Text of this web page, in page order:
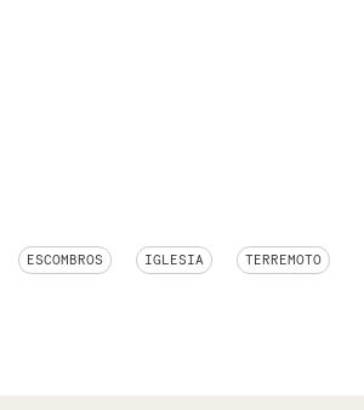
ESCOMBROS IGLESIA TERREMOTO